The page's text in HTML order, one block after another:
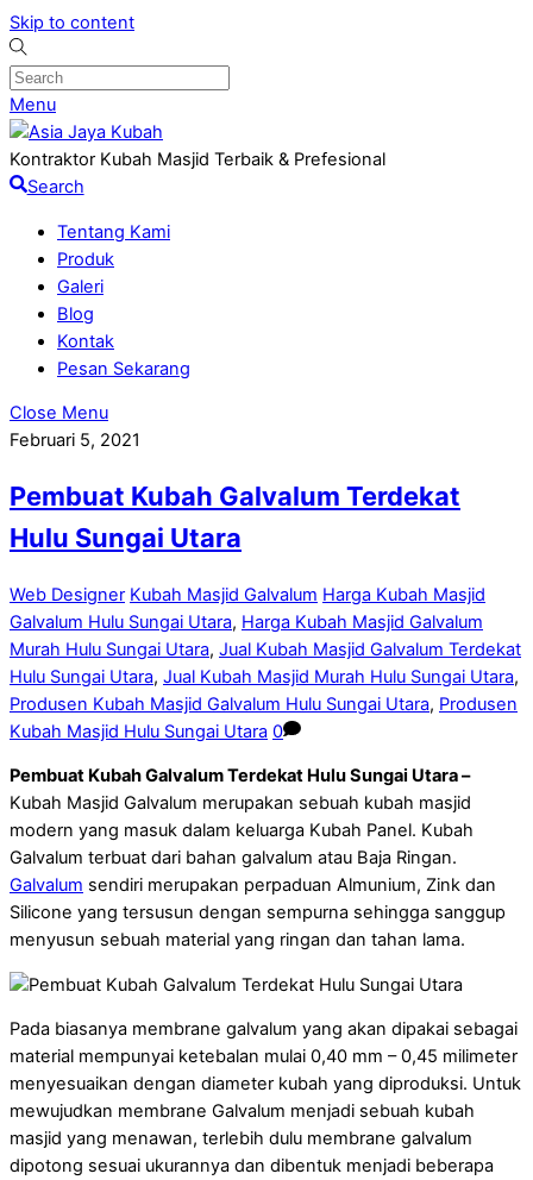
Skip to content
Menu
Kontraktor Kubah Masjid Terbaik & Prefesional
Search
Tentang Kami
Produk
Galeri
Blog
Kontak
Pesan Sekarang
Close Menu
Februari 5, 2021
Pembuat Kubah Galvalum Terdekat
Hulu Sungai Utara
Web Designer Kubah Masjid Galvalum Harga Kubah Masjid
Galvalum Hulu Sungai Utara, Harga Kubah Masjid Galvalum
Murah Hulu Sungai Utara, Jual Kubah Masjid Galvalum Terdekat
Hulu Sungai Utara, Jual Kubah Masjid Murah Hulu Sungai Utara,
Produsen Kubah Masjid Galvalum Hulu Sungai Utara, Produsen
Kubah Masjid Hulu Sungai Utara 0
Pembuat Kubah Galvalum Terdekat Hulu Sungai Utara –
Kubah Masjid Galvalum merupakan sebuah kubah masjid
modern yang masuk dalam keluarga Kubah Panel. Kubah
Galvalum terbuat dari bahan galvalum atau Baja Ringan.
Galvalum sendiri merupakan perpaduan Almunium, Zink dan
Silicone yang tersusun dengan sempurna sehingga sanggup
menyusun sebuah material yang ringan dan tahan lama.
Pada biasanya membrane galvalum yang akan dipakai sebagai
material mempunyai ketebalan mulai 0,40 mm – 0,45 milimeter
menyesuaikan dengan diameter kubah yang diproduksi. Untuk
mewujudkan membrane Galvalum menjadi sebuah kubah
masjid yang menawan, terlebih dulu membrane galvalum
dipotong sesuai ukurannya dan dibentuk menjadi beberapa